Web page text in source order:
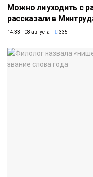
Можно ли уходить с
рассказали в
14:33 08 августа 335